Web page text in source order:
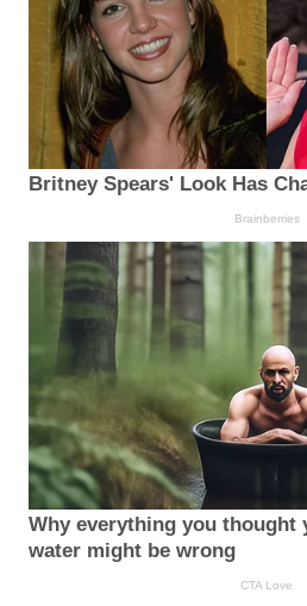
Britney Spears' Look Has
Brainberries
Why everything you thought
water might be wrong
CTA Love